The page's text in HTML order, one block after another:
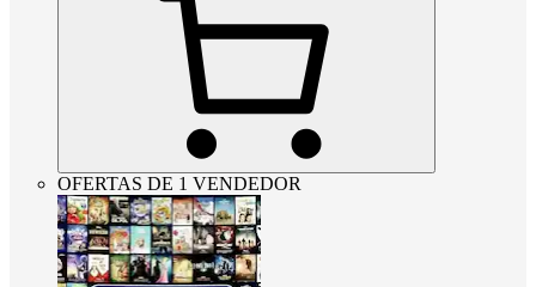
OFERTAS DE 1 VENDEDOR